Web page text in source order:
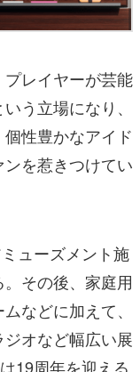
プレイヤーが芸能
う立場になり、
性豊かなアイド
を惹きつけてい
ューズメント施
その後、家庭用
などに加えて、
オなど幅広い展
19周年を迎える